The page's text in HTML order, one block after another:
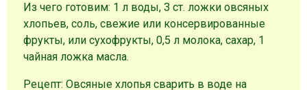
Из чего готовим: 1 л воды, 3 ст. ложки овсяных
хлопьев, соль, свежие или консервированные
фрукты, или сухофрукты, 0,5 л молока, сахар, 1
чайная ложка масла.
Рецепт: Овсяные хлопья сварить в воде на